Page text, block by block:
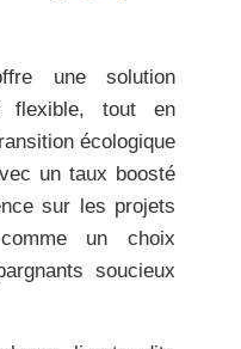
une solution
flexible, tout en
écologique
un taux boosté
sur les projets
un choix
soucieux